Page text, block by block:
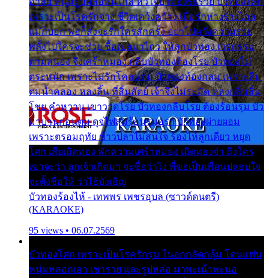
เพราะเป็นโรครักจาง ชีวิตเคว้งคว้าง เมื่อรักห่างร้างไกล
แม่ก็บอก พ่อก็สั่งจะรักใครสักครั้ง อย่าไปหวังความรวย
พลั้งไปใครจะช่วย ซื้อเปลมาไกว ให้ลูกบัวทอง เวรกรรม
ตามสนอง จึงเศร้าหมอง กลีบบัวทองต้องโรย บัวทองไม่
ตระหนัก เพราะไม่รักโคลนตม บัวทองท้องกลม เพราะลืม
ตมน้ำคลอง หลงลิ้น ที่สิ้นสัตย์ เจ้าจึงไม่ระมัด หลงกลิ่นลิ้น
โชย คำหวาน เขาวาดโรย บัวทองกลีบโรย ต้องร้อนรุม บัว
มาบานก่อนตูม ดุจไฟสุมร้อนรุมอุรา บัวทองผ่ายผอม
เพราะตรอมฤทัย ข้าวปลาไม่สนใจ ร้องไห้ลูกเดียว หยุด
โศก เสียเถิดทอง พักความเศร้าหมอง เถิดทองจ๋า ถึงใคร
เขาจะว่า ลูกเจ้าเกิดมา จะชื่อว่าไง พี่ขอเป็นเพื่อนปลอบใจ
จะตั้งชื่อให้ ว่าไอ้บังเอิญ
บัวทองร้องไห้ - เทพพร เพชรอุบล (ซาวด์ดนตรี)
(KARAOKE)
95 views • 06.07.2569
บัวทองโศก เพราะเป็นโรครักรุม ในอกกลัดกลุ้ม โดนแฟน
หนุ่มหลอกเอา เขารวย และรูปหล่อ มาพะเน้าพะนอ